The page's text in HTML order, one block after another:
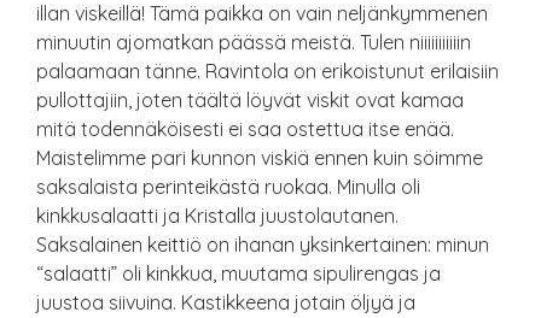
illan viskeillä! Tämä paikka on vain neljänkymmenen
minuutin ajomatkan päässä meistä. Tulen niiiiiiiiiiin
palaamaan tänne. Ravintola on erikoistunut erilaisiin
pullottajiin, joten täältä löyvät viskit ovat kamaa
mitä todennäköisesti ei saa ostettua itse enää.
Maistelimme pari kunnon viskiä ennen kuin söimme
saksalaista perinteikästä ruokaa. Minulla oli
kinkkusalaatti ja Kristalla juustolautanen.
Saksalainen keittiö on ihanan yksinkertainen: minun
“salaatti” oli kinkkua, muutama sipulirengas ja
juustoa siivuina. Kastikkeena jotain öljyä ja